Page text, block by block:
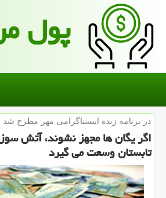
پول
در برنامه زنده اینستاگرامی مهر مطرح شد
اگر یگان ها مجهز نشوند، آتش
تابستان وسعت می گیرد